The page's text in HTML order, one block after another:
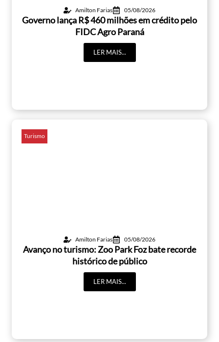
Amilton Farias 05/08/2026
Governo lança R$ 460 milhões em crédito pelo
FIDC Agro Paraná
LER MAIS...
Turismo
Amilton Farias 05/08/2026
Avanço no turismo: Zoo Park Foz bate recorde
histórico de público
LER MAIS...